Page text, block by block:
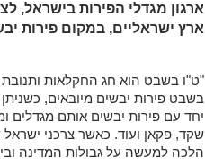
ארגון מגדלי הפירות בישראל,
ארץ ישראליים, במקום פירות
"ט"ו בשבט הוא חג החקלאות
בשבט פירות יבשים מיובאים,
יחד עם פירות יבשים אותם
שקד, פקאן ועוד. כאשר צרכני
הלכה למעשה על גבולות המדינה